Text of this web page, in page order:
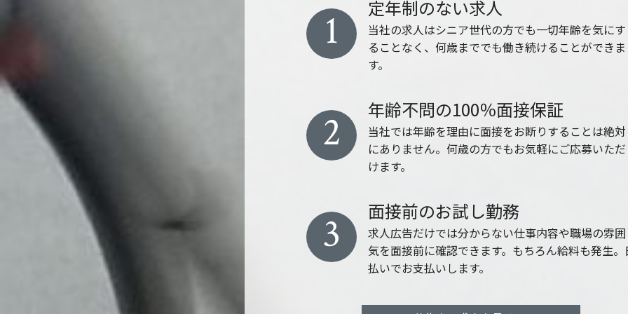
定年制のない求人
当社の求人はシニア世代の方でも一切年齢を気にす
ることなく、何歳まででも働き続けることができま
す。
1
年齢不問の100％面接保証
当社では年齢を理由に面接をお断りすることは絶対
にありません。何歳の方でもお気軽にご応募いただ
けます。
2
面接前のお試し勤務
求人広告だけでは分からない仕事内容や職場の雰囲
気を面接前に確認できます。もちろん給料も発生。
払いでお支払いします。
3